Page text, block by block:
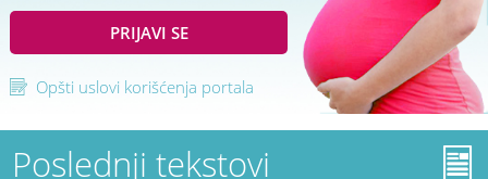
PRIJAVI SE
Opšti uslovi korišćenja portala
Poslednji tekstovi